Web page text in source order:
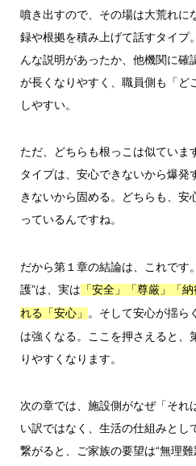
噴き出すので、その場は大荒れに
録や根拠を積み上げて話すタイプ
んな説明があったか、他機関に確
が長くなりやすく、職員側も「
しやすい。
ただ、どちらも根っこは似ていま
タイプは、安心できないから爆発
きないから固める。どちらも、安
っているんですね。
だから第１章の結論は、これです
護”は、実は 「安全」「尊厳」「
れる「安心」
。そして安心が揺ら
は強くなる。ここを押さえると、
りやすくなります。
次の章では、施設側がなぜ「それ
い訳ではなく、生活の仕組みとし
繋がると、ご家族の要望は“無理